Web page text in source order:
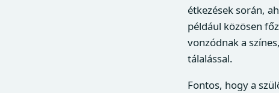
étkezések során,
például közösen
vonzódnak a
tálalással.
Fontos, hogy a